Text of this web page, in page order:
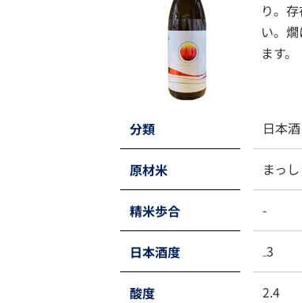
り。
い。
ます。
分類 日本酒
原材米 まっ
精米歩合 -
日本酒度 ₋3
酸度 2.4